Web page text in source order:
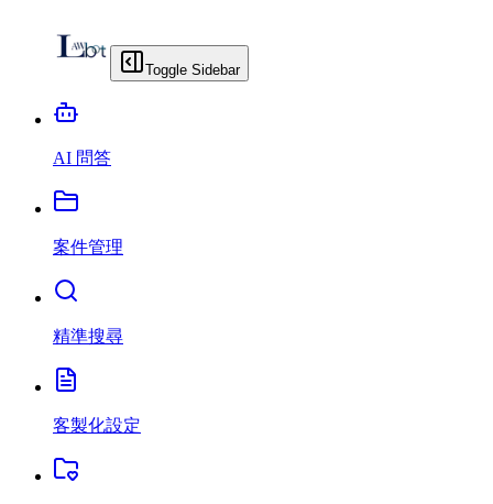
Toggle Sidebar
AI 問答
案件管理
精準搜尋
客製化設定